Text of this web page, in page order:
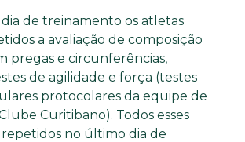
de treinamento os atletas
a avaliação de composição
pregas e circunferências,
de agilidade e força (testes
protocolares da equipe de
Curitibano). Todos esses
repetidos no último dia de